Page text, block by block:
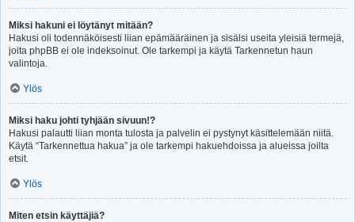
Miksi hakuni ei löytänyt mitään?
Hakusi oli todennäköisesti liian epämääräinen ja sisälsi useita yleisiä termejä,
joita phpBB ei ole indeksoinut. Ole tarkempi ja käytä Tarkennetun haun
valintoja.
Ylös
Miksi haku johti tyhjään sivuun!?
Hakusi palautti liian monta tulosta ja palvelin ei pystynyt käsittelemään niitä.
Käytä “Tarkennettua hakua” ja ole tarkempi hakuehdoissa ja alueissa joilta
etsit.
Ylös
Miten etsin käyttäjiä?